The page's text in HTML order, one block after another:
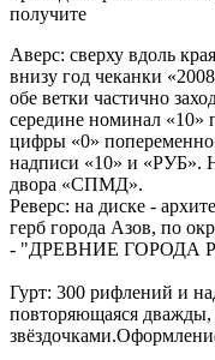
получите
Аверс: сверху вдоль
внизу год чеканки
обе ветки частично
середине номинал
цифры «0»
надписи «10» и «РУБ».
двора «СПМД».
Реверс: на диске -
герб города Азов, по
- "ДРЕВНИЕ ГОРОДА
Гурт: 300 рифлений и
повторяющаяся дважды,